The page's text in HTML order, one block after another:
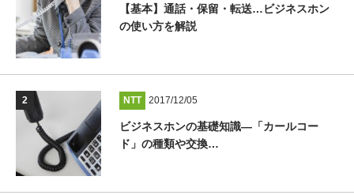
【基本】通話・保留・転送…ビジネスホン
の使い方を解説
NTT 2017/12/05
ビジネスホンの基礎知識―「カールコー
ド」の種類や交換…